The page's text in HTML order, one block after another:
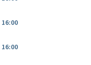
16:00
16:00